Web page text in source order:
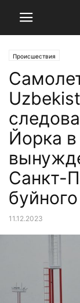
Происшествия
Йорка
Санкт-
11.12.2023